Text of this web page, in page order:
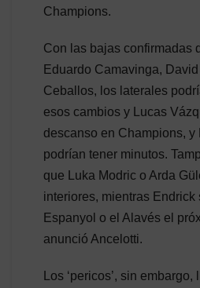
Champions.
Con las bajas confirmadas
Eduardo Camavinga,
Ceballos, los laterales
esos cambios y Lucas
descanso en Champions, y
podrían tener minutos.
que Luka Modric o Arda
interiores, mientras Endrick
Espanyol o el Alavés el
anunció Ancelotti.
Los ‘pericos’, sin